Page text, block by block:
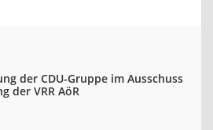
der CDU-Gruppe im Ausschuss
der VRR AöR